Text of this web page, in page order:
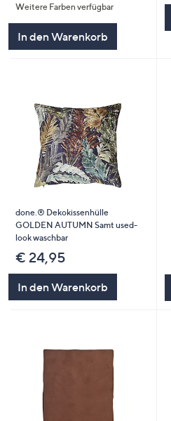
Weitere Farben verfügbar
In den Warenkorb
done.® Dekokissenhülle
GOLDEN AUTUMN Samt used-
look waschbar
€ 24,95
In den Warenkorb